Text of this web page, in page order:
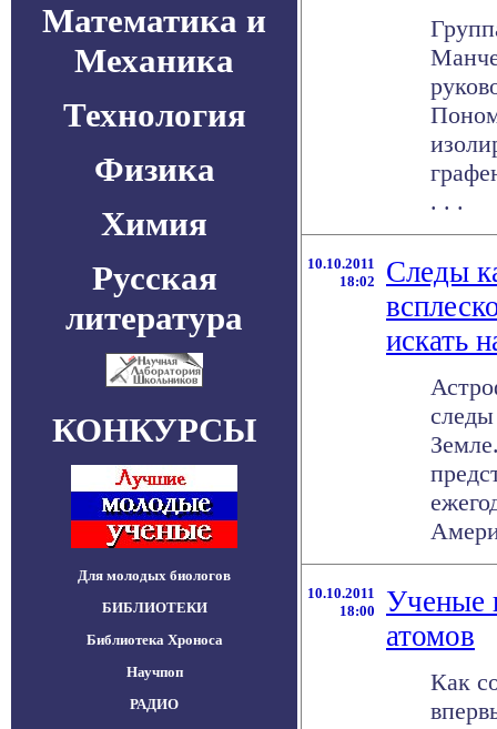
Математика и
Механика
Технология
Физика
Химия
Русская
литература
КОНКУРСЫ
Для молодых биологов
БИБЛИОТЕКИ
Библиотека Хроноса
Научпоп
РАДИО
. . .
10.10.2011
18:02
Следы
искать
10.10.2011
18:00
Ученые
атомов
Как